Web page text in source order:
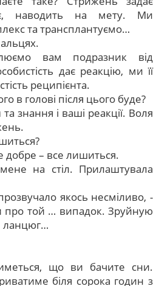
наводить на мету. Ми
та трансплантуємо…
вам подразник від
дає реакцію, ми її
реципієнта.
в голові після цього буде?
знання і ваші реакції. Воля
добре – все лишиться.
на стіл. Прилаштувала
якось несміливо, -
про той … випадок. Зруйную
ланцюг…
що ви бачите сни.
біля сорока годин з